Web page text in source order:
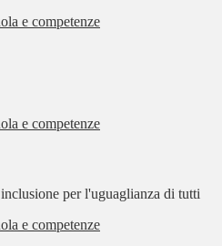
per l'uguaglianza di tutti